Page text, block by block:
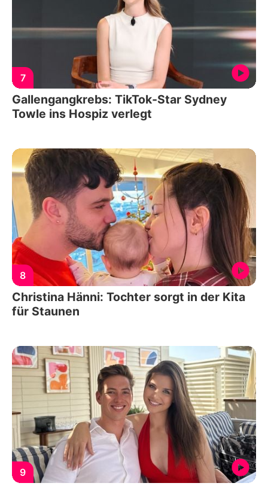
7
Gallengangkrebs: TikTok-Star Sydney
Towle ins Hospiz verlegt
8
Christina Hänni: Tochter sorgt in der Kita
für Staunen
9